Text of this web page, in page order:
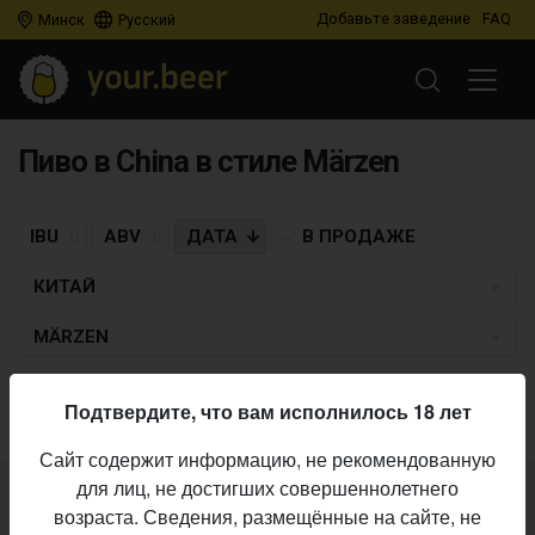
Минск Русский Добавьте заведение FAQ
Пиво в China в стиле Märzen
IBU ABV ДАТА В ПРОДАЖЕ
КИТАЙ
MÄRZEN
Не нашли ваш бар или магазин в каталоге?
Подтвердите, что вам исполнилось 18 лет
Сайт содержит информацию, не рекомендованную
для лиц, не достигших совершеннолетнего
возраста. Сведения, размещённые на сайте, не